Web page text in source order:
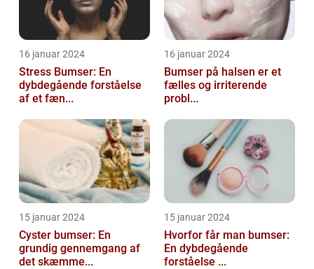
16 januar 2024
Stress Bumser: En
dybdegående forståelse
af et fæn...
16 januar 2024
Bumser på halsen er et
fælles og irriterende
probl...
15 januar 2024
Cyster bumser: En
grundig gennemgang af
det skæmme...
15 januar 2024
Hvorfor får man bumser:
En dybdegående
forståelse ...